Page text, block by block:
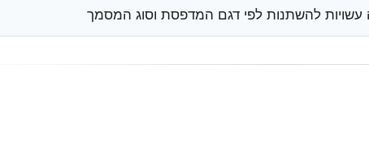
עשויות להשתנות לפי דגם המדפסת וסוג המסמך